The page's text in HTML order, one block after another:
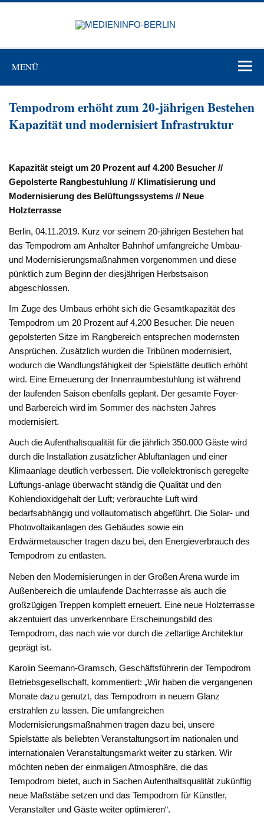
Zum
MENÜ
Tempodrom erhöht zum 20-jährigen Bestehen
Kapazität und modernisiert Infrastruktur
Kapazität steigt um 20 Prozent auf 4.200 Besucher //
Gepolsterte Rangbestuhlung // Klimatisierung und
Modernisierung des Belüftungssystems // Neue
Holzterrasse
Berlin, 04.11.2019. Kurz vor seinem 20-jährigen Bestehen hat
das Tempodrom am Anhalter Bahnhof umfangreiche Umbau-
und Modernisierungsmaßnahmen vorgenommen und diese
pünktlich zum Beginn der diesjährigen Herbstsaison
abgeschlossen.
Im Zuge des Umbaus erhöht sich die Gesamtkapazität des
Tempodrom um 20 Prozent auf 4.200 Besucher. Die neuen
gepolsterten Sitze im Rangbereich entsprechen modernsten
Ansprüchen. Zusätzlich wurden die Tribünen modernisiert,
wodurch die Wandlungsfähigkeit der Spielstätte deutlich erhöht
wird. Eine Erneuerung der Innenraumbestuhlung ist während
der laufenden Saison ebenfalls geplant. Der gesamte Foyer-
und Barbereich wird im Sommer des nächsten Jahres
modernisiert.
Auch die Aufenthaltsqualität für die jährlich 350.000 Gäste wird
durch die Installation zusätzlicher Abluftanlagen und einer
Klimaanlage deutlich verbessert. Die vollelektronisch geregelte
Lüftungs-anlage überwacht ständig die Qualität und den
Kohlendioxidgehalt der Luft; verbrauchte Luft wird
bedarfsabhängig und vollautomatisch abgeführt. Die Solar- und
Photovoltaikanlagen des Gebäudes sowie ein
Erdwärmetauscher tragen dazu bei, den Energieverbrauch des
Tempodrom zu entlasten.
Neben den Modernisierungen in der Großen Arena wurde im
Außenbereich die umlaufende Dachterrasse als auch die
großzügigen Treppen komplett erneuert. Eine neue Holzterrasse
akzentuiert das unverkennbare Erscheinungsbild des
Tempodrom, das nach wie vor durch die zeltartige Architektur
geprägt ist.
Karolin Seemann-Gramsch, Geschäftsführerin der Tempodrom
Betriebsgesellschaft, kommentiert: „Wir haben die vergangenen
Monate dazu genutzt, das Tempodrom in neuem Glanz
erstrahlen zu lassen. Die umfangreichen
Modernisierungsmaßnahmen tragen dazu bei, unsere
Spielstätte als beliebten Veranstaltungsort im nationalen und
internationalen Veranstaltungsmarkt weiter zu stärken. Wir
möchten neben der einmaligen Atmosphäre, die das
Tempodrom bietet, auch in Sachen Aufenthaltsqualität zukünftig
neue Maßstäbe setzen und das Tempodrom für Künstler,
Veranstalter und Gäste weiter optimieren“.